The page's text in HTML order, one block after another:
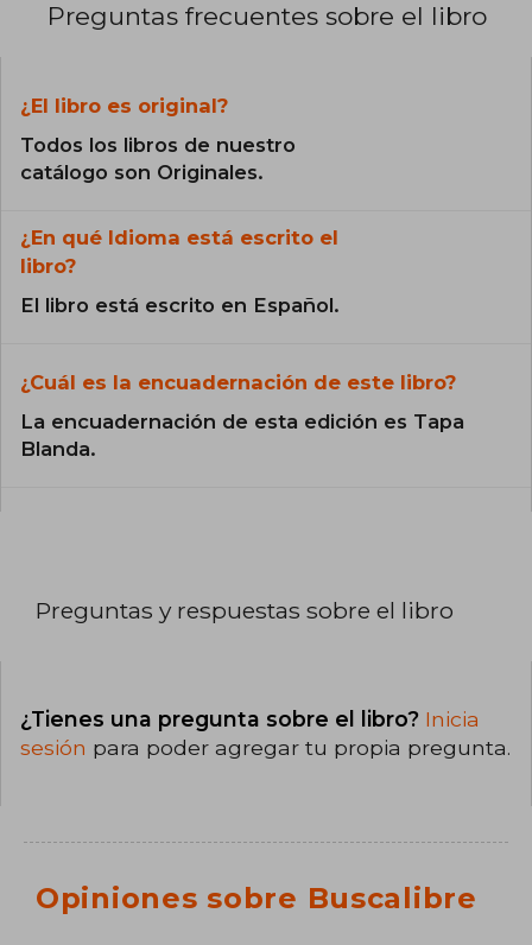
Preguntas frecuentes sobre el libro
¿El libro es original?
Todos los libros de nuestro
catálogo son Originales.
¿En qué Idioma está escrito el
libro?
El libro está escrito en Español.
¿Cuál es la encuadernación de este libro?
La encuadernación de esta edición es Tapa
Blanda.
Preguntas y respuestas sobre el libro
¿Tienes una pregunta sobre el libro? Inicia
sesión para poder agregar tu propia pregunta.
Opiniones sobre Buscalibre